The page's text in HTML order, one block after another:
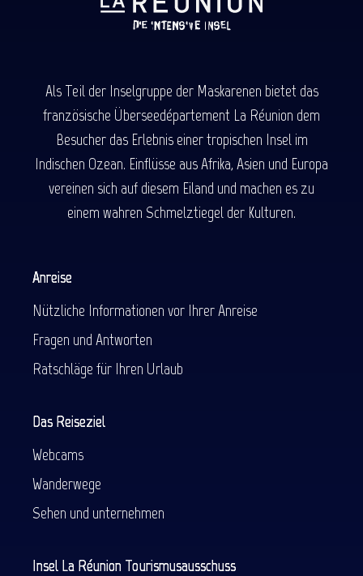
Als Teil der Inselgruppe der Maskarenen bietet das
französische Überseedépartement La Réunion dem
Besucher das Erlebnis einer tropischen Insel im
Indischen Ozean. Einflüsse aus Afrika, Asien und Europa
vereinen sich auf diesem Eiland und machen es zu
einem wahren Schmelztiegel der Kulturen.
Anreise
Nützliche Informationen vor Ihrer Anreise
Fragen und Antworten
Ratschläge für Ihren Urlaub
Das Reiseziel
Webcams
Wanderwege
Sehen und unternehmen
Insel La Réunion Tourismusausschuss